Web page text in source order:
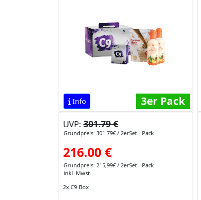
Info 3er Pack
UVP: 301.79 €
Grundpreis: 301.79€ / 2erSet - Pack
216.00 €
Grundpreis: 215,99€ / 2erSet - Pack
inkl. Mwst.
2x C9-Box